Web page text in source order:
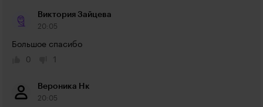
Виктория Зайцева
20:05
Большое спасибо
0
1
Вероника Нк
20:05